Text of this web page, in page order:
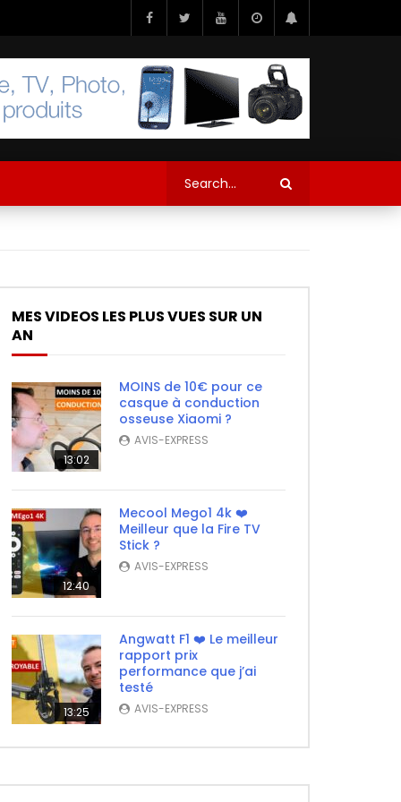
MES VIDEOS LES PLUS VUES SUR UN
AN
13:02
MOINS de 10€ pour ce
casque à conduction
osseuse Xiaomi ?
AVIS-EXPRESS
12:40
Mecool Mego1 4k ❤️
Meilleur que la Fire TV
Stick ?
AVIS-EXPRESS
13:25
Angwatt F1 ❤️ Le meilleur
rapport prix
performance que j’ai
testé
AVIS-EXPRESS